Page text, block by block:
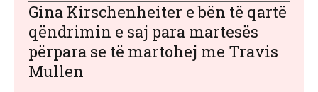
Gina Kirschenheiter e bën të qartë
qëndrimin e saj para martesës
përpara se të martohej me Travis
Mullen